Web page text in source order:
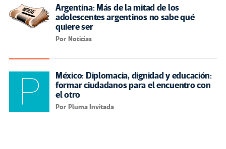
Argentina: Más de la mitad de los
adolescentes argentinos no sabe qué
quiere ser
Por Noticias
México: Diplomacia, dignidad y educación:
formar ciudadanos para el encuentro con
el otro
Por Pluma Invitada